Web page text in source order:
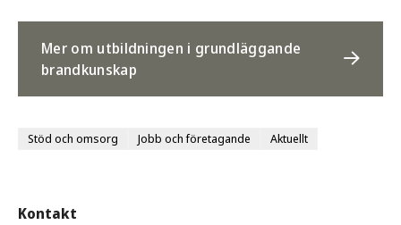
Mer om utbildningen i grundläggande
brandkunskap
Stöd och omsorg Jobb och företagande Aktuellt
Kontakt